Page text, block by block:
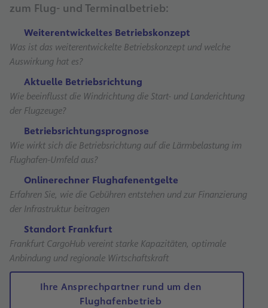
zum Flug- und Terminalbetrieb:
Weiterentwickeltes Betriebskonzept
Was ist das weiterentwickelte Betriebskonzept und welche
Auswirkung hat es?
Aktuelle Betriebsrichtung
Wie beeinflusst die Windrichtung die Start- und Landerichtung
der Flugzeuge?
Betriebsrichtungsprognose
Wie wirkt sich die Betriebsrichtung auf die Lärmbelastung im
Flughafen-Umfeld aus?
Onlinerechner Flughafenentgelte
Erfahren Sie, wie die Gebühren entstehen und zur Finanzierung
der Infrastruktur beitragen
Standort Frankfurt
Frankfurt CargoHub vereint starke Kapazitäten, optimale
Anbindung und regionale Wirtschaftskraft
Ihre Ansprechpartner rund um den
Flughafenbetrieb